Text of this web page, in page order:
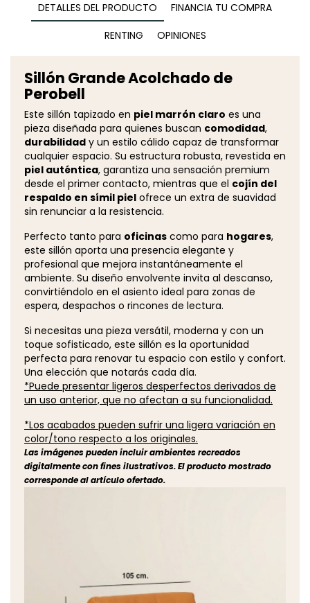
DETALLES DEL PRODUCTO
FINANCIA TU COMPRA
RENTING
OPINIONES
Sillón Grande Acolchado de
Perobell
Este sillón tapizado en piel marrón claro es una
pieza diseñada para quienes buscan comodidad,
durabilidad y un estilo cálido capaz de transformar
cualquier espacio. Su estructura robusta, revestida en
piel auténtica, garantiza una sensación premium
desde el primer contacto, mientras que el cojín del
respaldo en símil piel ofrece un extra de suavidad
sin renunciar a la resistencia.
Perfecto tanto para oficinas como para hogares,
este sillón aporta una presencia elegante y
profesional que mejora instantáneamente el
ambiente. Su diseño envolvente invita al descanso,
convirtiéndolo en el asiento ideal para zonas de
espera, despachos o rincones de lectura.
Si necesitas una pieza versátil, moderna y con un
toque sofisticado, este sillón es la oportunidad
perfecta para renovar tu espacio con estilo y confort.
Una elección que notarás cada día.
*Puede presentar ligeros desperfectos derivados de
un uso anterior, que no afectan a su funcionalidad.
*Los acabados pueden sufrir una ligera variación en
color/tono respecto a los originales.
Las imágenes pueden incluir ambientes recreados
digitalmente con fines ilustrativos. El producto mostrado
corresponde al artículo ofertado.